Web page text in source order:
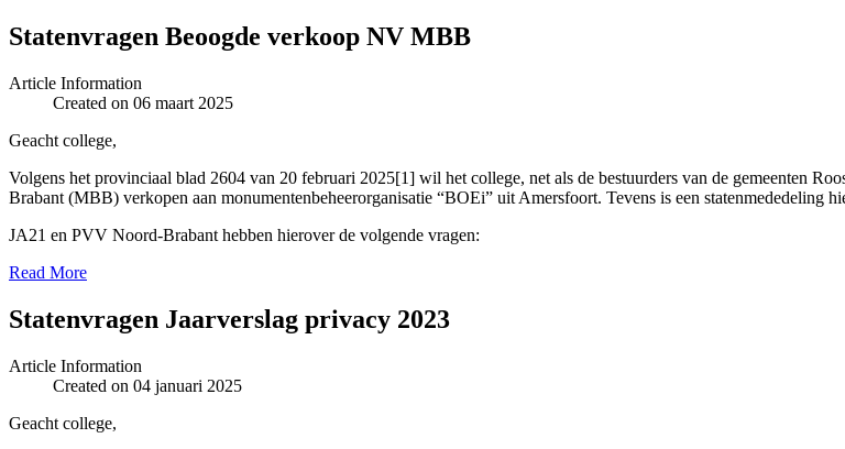
Statenvragen Beoogde verkoop NV MBB
Article Information
Created on 06 maart 2025
Geacht college,
Volgens het provinciaal blad 2604 van 20 februari 2025[1] wil het college, net als de bestuurders van de gemeenten
Brabant (MBB) verkopen aan monumentenbeheerorganisatie “BOEi” uit Amersfoort. Tevens is een statenmededeling
JA21 en PVV Noord-Brabant hebben hierover de volgende vragen:
Read More
Statenvragen Jaarverslag privacy 2023
Article Information
Created on 04 januari 2025
Geacht college,